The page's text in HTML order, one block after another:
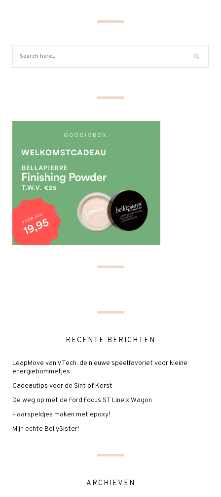
RECENTE BERICHTEN
LeapMove van VTech: de nieuwe speelfavoriet voor kleine
energiebommetjes
Cadeautips voor de Sint of Kerst
De weg op met de Ford Focus ST Line x Wagon
Haarspeldjes maken met epoxy!
Mijn echte BellySister!
ARCHIEVEN